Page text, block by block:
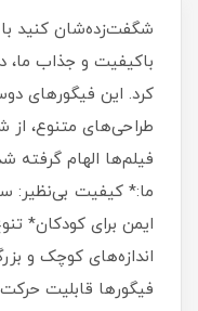
شگفت‌زده‌شان کنید
باکیفیت و جذاب ما،
کرد. این فیگورهای
طراحی‌های متنوع،
فیلم‌ها الهام گرفته
ما:* کیفیت بی‌نظیر:
ایمن برای کودکان*
اندازه‌های کوچک و
فیگورها قابلیت